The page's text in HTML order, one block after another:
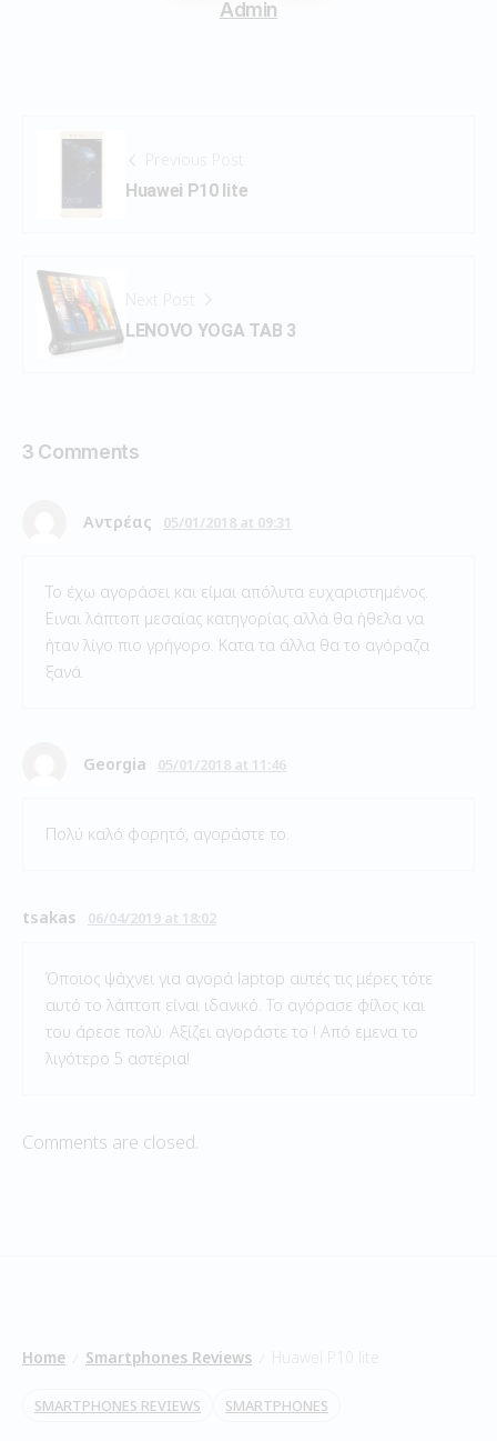
Admin
Previous Post
Huawei P10 lite
Next Post
LENOVO YOGA TAB 3
3 Comments
Αντρέας 05/01/2018 at 09:31
Το έχω αγοράσει και είμαι απόλυτα ευχαριστημένος.
Ειναι λάπτοπ μεσαίας κατηγορίας αλλά θα ήθελα να
ήταν λίγο πιο γρήγορο. Κατα τα άλλα θα το αγόραζα
ξανά.
Georgia 05/01/2018 at 11:46
Πολύ καλό φορητό, αγοράστε το.
tsakas 06/04/2019 at 18:02
Όποιος ψάχνει για αγορά laptop αυτές τις μέρες τότε
αυτό το λάπτοπ είναι ιδανικό. Το αγόρασε φίλος και
του άρεσε πολύ. Αξίζει αγοράστε το ! Από εμενα το
λιγότερο 5 αστέρια!
Comments are closed.
Home Smartphones Reviews Huawei P10 lite
SMARTPHONES REVIEWS SMARTPHONES